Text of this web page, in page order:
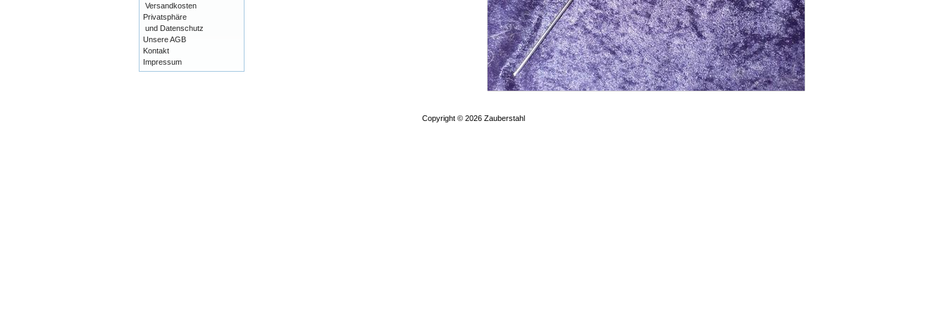
Versandkosten
Privatsphäre
und Datenschutz
Unsere AGB
Kontakt
Impressum
Copyright © 2026 Zauberstahl